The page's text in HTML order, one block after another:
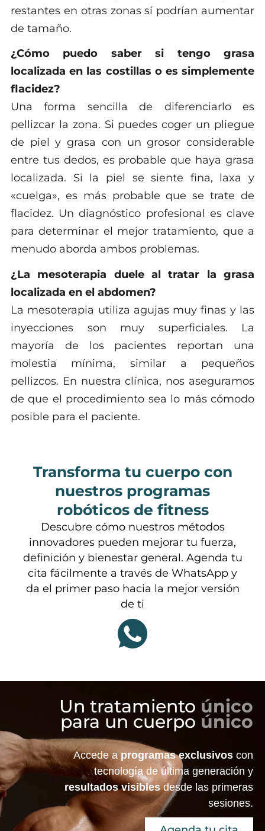
restantes en otras zonas sí podrían aumentar
de tamaño.
¿Cómo puedo saber si tengo grasa
localizada en las costillas o es simplemente
flacidez?
Una forma sencilla de diferenciarlo es
pellizcar la zona. Si puedes coger un pliegue
de piel y grasa con un grosor considerable
entre tus dedos, es probable que haya grasa
localizada. Si la piel se siente fina, laxa y
«cuelga», es más probable que se trate de
flacidez. Un diagnóstico profesional es clave
para determinar el mejor tratamiento, que a
menudo aborda ambos problemas.
¿La mesoterapia duele al tratar la grasa
localizada en el abdomen?
La mesoterapia utiliza agujas muy finas y las
inyecciones son muy superficiales. La
mayoría de los pacientes reportan una
molestia mínima, similar a pequeños
pellizcos. En nuestra clínica, nos aseguramos
de que el procedimiento sea lo más cómodo
posible para el paciente.
Transforma tu cuerpo con
nuestros programas
robóticos de fitness
Descubre cómo nuestros métodos
innovadores pueden mejorar tu fuerza,
definición y bienestar general. Agenda tu
cita fácilmente a través de WhatsApp y
da el primer paso hacia la mejor versión
de ti
Un tratamiento único
para un cuerpo único
Accede aprogramas exclusivos con
tecnología de última generación y
resultados visiblesdesde las primeras
sesiones.